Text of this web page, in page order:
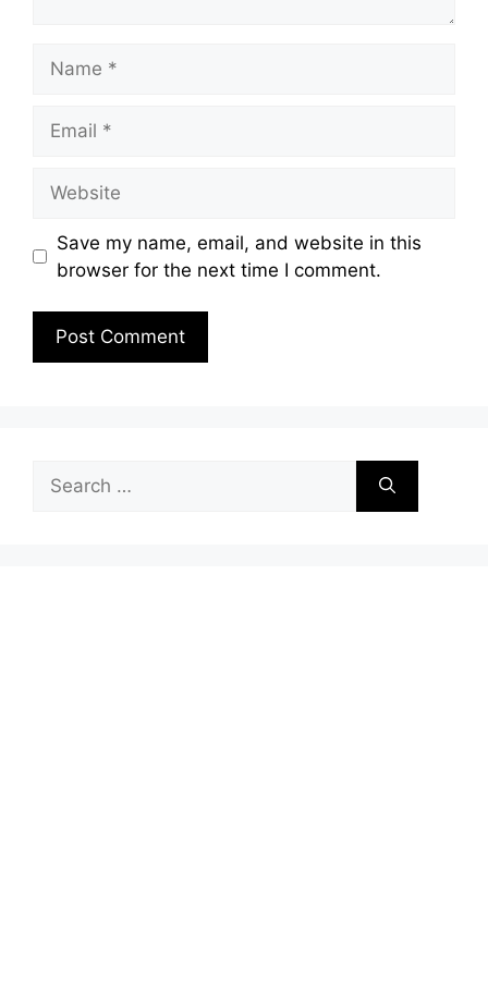
Save my name, email, and website in this
browser for the next time I comment.
Search
for: